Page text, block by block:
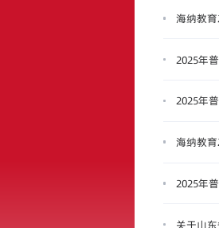
海纳教
2025年
2025年
海纳教育
2025年
关于山